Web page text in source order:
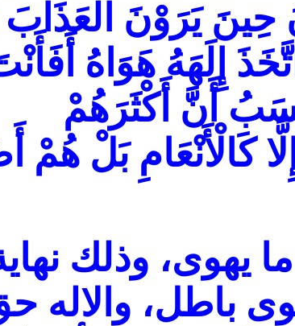
حِينَ يَرَوْنَ
إِلَهَهُ هَوَاهُ
أَنَّ أَكْثَرَهُمْ
كَالْأَنْعَامِ بَلْ هُمْ
يهوى، وذلك
باطل، والاله